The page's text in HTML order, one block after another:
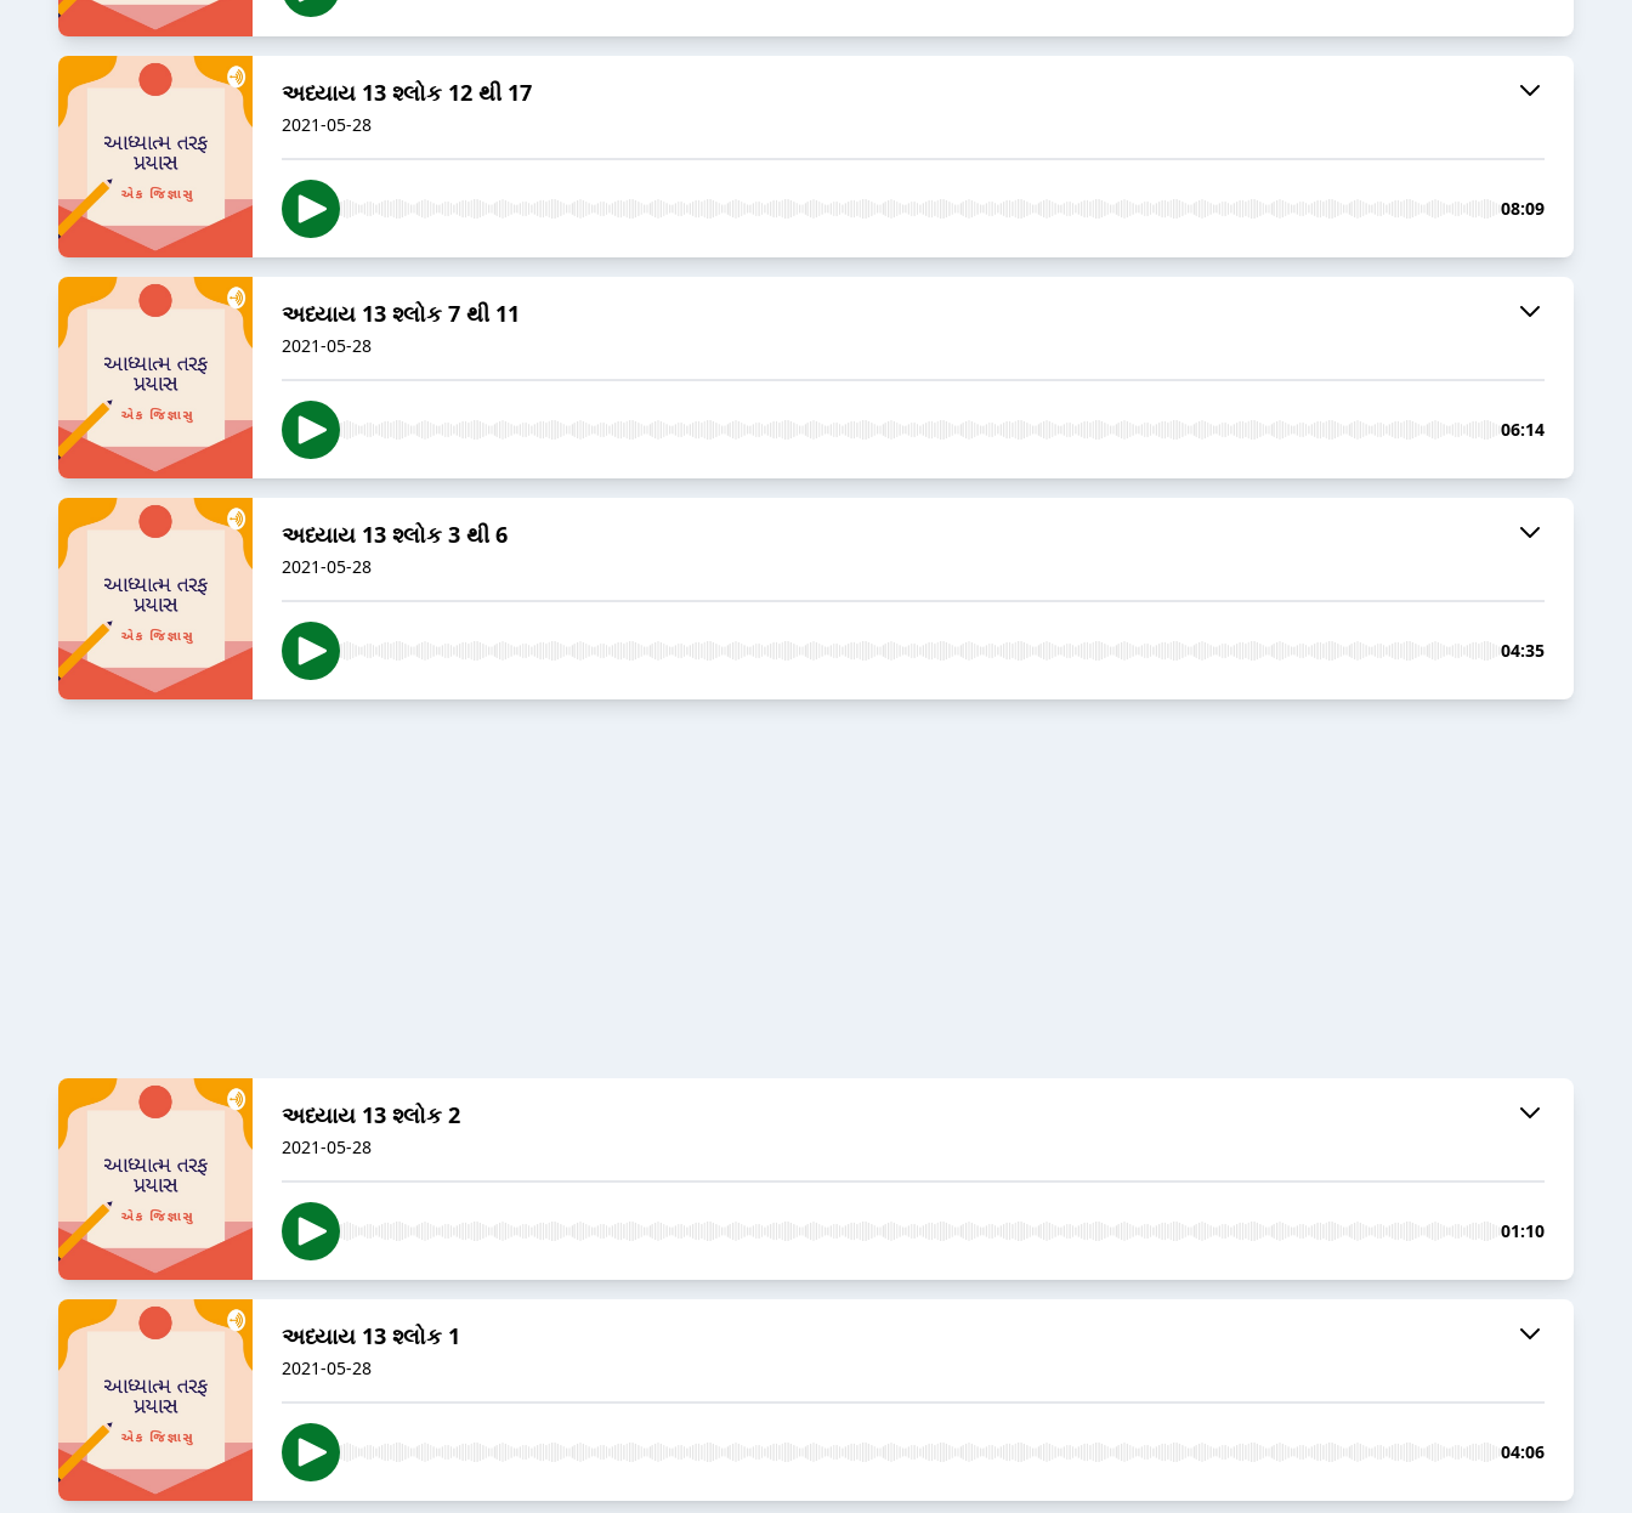
અધ્યાય 13 શ્લોક 12 થી 17
2021-05-28
08:09
અધ્યાય 13 શ્લોક 7 થી 11
2021-05-28
06:14
અધ્યાય 13 શ્લોક 3 થી 6
2021-05-28
04:35
અધ્યાય 13 શ્લોક 2
2021-05-28
01:10
અધ્યાય 13 શ્લોક 1
2021-05-28
04:06